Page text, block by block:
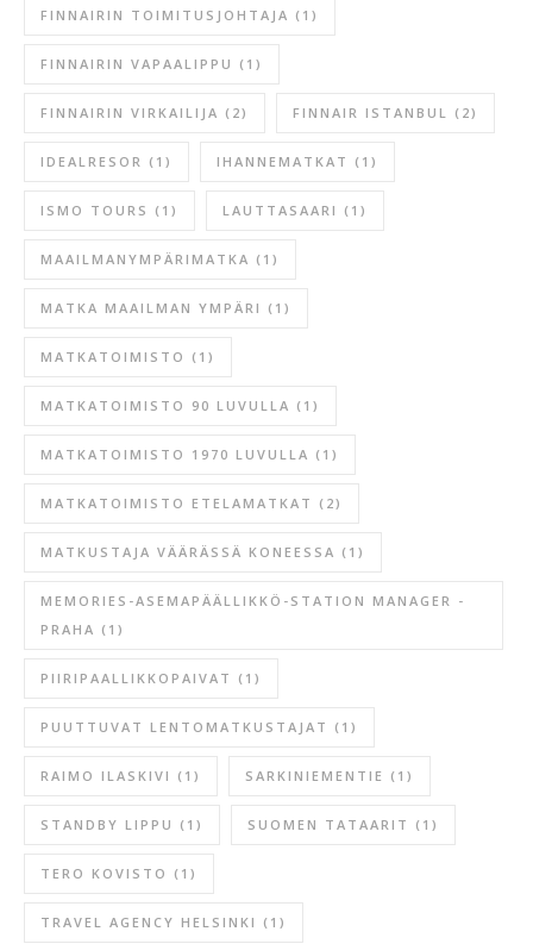
FINNAIRIN TOIMITUSJOHTAJA (1)
FINNAIRIN VAPAALIPPU (1)
FINNAIRIN VIRKAILIJA (2) FINNAIR ISTANBUL (2)
IDEALRESOR (1) IHANNEMATKAT (1)
ISMO TOURS (1) LAUTTASAARI (1)
MAAILMANYMPÄRIMATKA (1)
MATKA MAAILMAN YMPÄRI (1)
MATKATOIMISTO (1)
MATKATOIMISTO 90 LUVULLA (1)
MATKATOIMISTO 1970 LUVULLA (1)
MATKATOIMISTO ETELAMATKAT (2)
MATKUSTAJA VÄÄRÄSSÄ KONEESSA (1)
MEMORIES-ASEMAPÄÄLLIKKÖ-STATION MANAGER -
PRAHA (1)
PIIRIPAALLIKKOPAIVAT (1)
PUUTTUVAT LENTOMATKUSTAJAT (1)
RAIMO ILASKIVI (1) SARKINIEMENTIE (1)
STANDBY LIPPU (1) SUOMEN TATAARIT (1)
TERO KOVISTO (1)
TRAVEL AGENCY HELSINKI (1)